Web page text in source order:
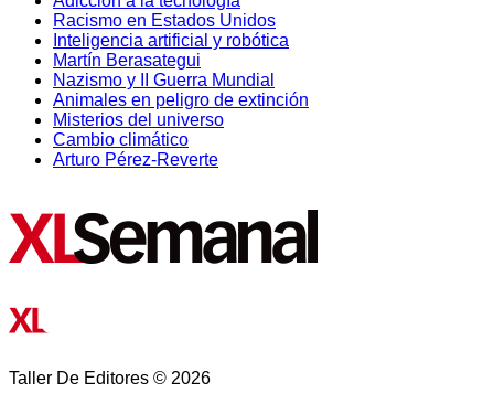
Racismo en Estados Unidos
Inteligencia artificial y robótica
Martín Berasategui
Nazismo y II Guerra Mundial
Animales en peligro de extinción
Misterios del universo
Cambio climático
Arturo Pérez-Reverte
Taller De Editores © 2026